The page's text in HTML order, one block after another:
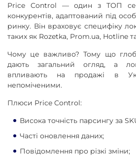
Price Control — один з ТОП
конкурентів, адаптований під
ринку. Він враховує специфіку
таких як Rozetka, Prom.ua, Hotline
Чому це важливо? Тому що
дають загальний огляд, а
впливають на продажі в
непоміченими.
Плюси Price Control:
Висока точність парсингу за
Часті оновлення даних;
Повідомлення про різкі зміни;